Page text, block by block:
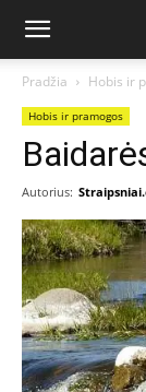
Pradžia Hobis ir
Hobis ir pramogos
Autorius: